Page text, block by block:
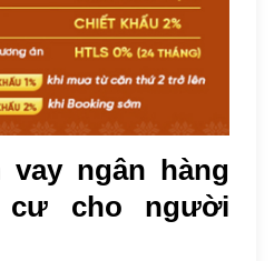
vay ngân hàng
cư cho người